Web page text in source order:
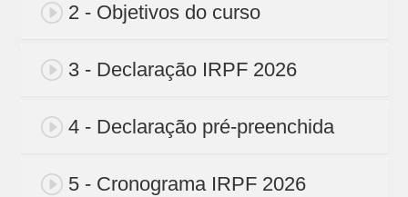
2 - Objetivos do curso
3 - Declaração IRPF 2026
4 - Declaração pré-preenchida
5 - Cronograma IRPF 2026